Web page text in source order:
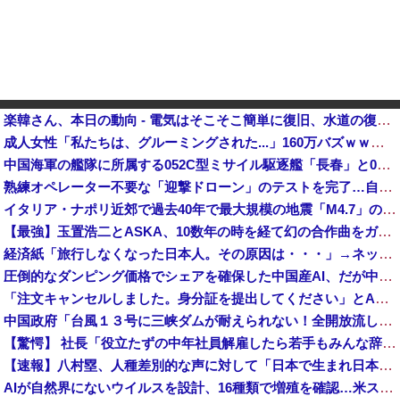
楽韓さん、本日の動向 - 電気はそこそこ簡単に復旧、水道の復旧は時間がかかる……か他
成人女性「私たちは、グルーミングされた...」160万バズｗｗｗｗｗ
中国海軍の艦隊に所属する052C型ミサイル駆逐艦「長春」と052D型「厦門」が編隊航行訓練！
熟練オペレーター不要な「迎撃ドローン」のテストを完了…自らが目標を追尾する映像公開！
イタリア・ナポリ近郊で過去40年で最大規模の地震「M4.7」の揺れを観測
【最強】玉置浩二とASKA、10数年の時を経て幻の合作曲をガチリリースへ
経済紙「旅行しなくなった日本人。その原因は・・・」→ネット民、総ツッコミで“真の原因”を突き付ける
圧倒的なダンピング価格でシェアを確保した中国産AI、だが中国側が資金負担に耐えかねた結果……
「注文キャンセルしました。身分証を提出してください」とAmazonから突然のメール、怪しすぎるのでカスタマーに確認したら……
中国政府「台風１３号に三峡ダムが耐えられない！全開放流しろ！」⇒ 下流域の街が壊滅状態ｗｗｗｗｗ
【驚愕】 社長「役立たずの中年社員解雇したら若手もみんな辞めてしまった…」
【速報】八村塁、人種差別的な声に対して「日本で生まれ日本で育ち日本語話す。誰に何を言われようが日本人、日本人であるプライドがある」
AIが自然界にないウイルスを設計、16種類で増殖を確認…米スタンフォード大！